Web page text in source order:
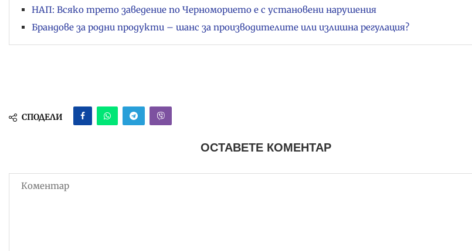
НАП: Всяко трето заведение по Черноморието е с установени нарушения
Брандове за родни продукти – шанс за производителите или излишна регулация?
СПОДЕЛИ
ОСТАВЕТЕ КОМЕНТАР